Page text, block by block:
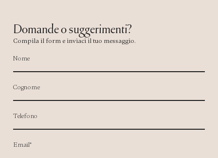
Domande o suggerimenti?
Nome
Cognome
Compila il form e inviaci il tuo messaggio.
Telefono
Email*